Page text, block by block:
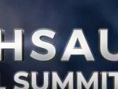
าใจผลกระทบในวงกว้าง จะ
รลฟอลล์ กล่าว
หกรรมโครงสร้างพื้นฐานมีดังนี้